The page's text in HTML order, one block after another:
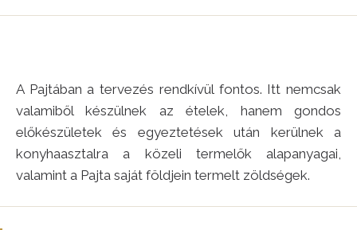
A Pajtában a tervezés rendkívül fontos. Itt nemcsak
valamiből készülnek az ételek, hanem gondos
előkészületek és egyeztetések után kerülnek a
konyhaasztalra a közeli termelők alapanyagai,
valamint a Pajta saját földjein termelt zöldségek.